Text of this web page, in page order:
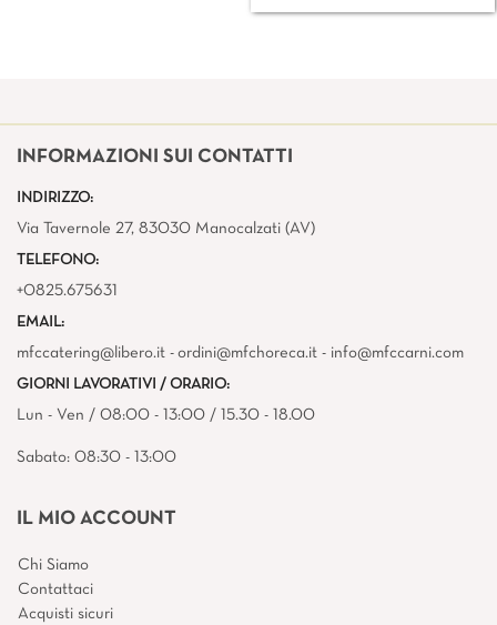
INFORMAZIONI SUI CONTATTI
INDIRIZZO:
Via Tavernole 27, 83030 Manocalzati (AV)
TELEFONO:
+0825.675631
EMAIL:
mfccatering@libero.it - ordini@mfchoreca.it - info@mfccarni.com
GIORNI LAVORATIVI / ORARIO:
Lun - Ven / 08:00 - 13:00 / 15.30 - 18.00
Sabato: 08:30 - 13:00
IL MIO ACCOUNT
Chi Siamo
Contattaci
Acquisti sicuri